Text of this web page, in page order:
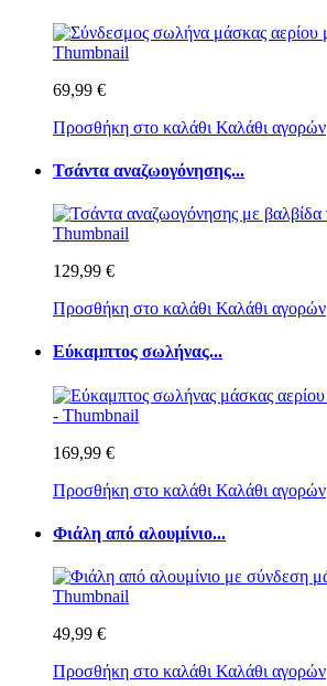
69,99 €
Προσθήκη στο καλάθι Καλάθι αγορών
Τσάντα αναζωογόνησης...
129,99 €
Προσθήκη στο καλάθι Καλάθι αγορών
Εύκαμπτος σωλήνας...
169,99 €
Προσθήκη στο καλάθι Καλάθι αγορών
Φιάλη από αλουμίνιο...
49,99 €
Προσθήκη στο καλάθι Καλάθι αγορών